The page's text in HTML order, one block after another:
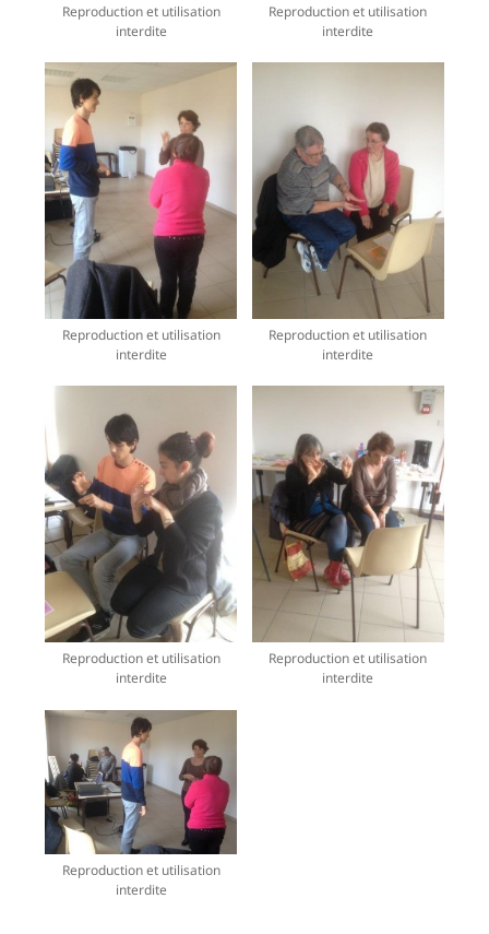
Reproduction et utilisation
interdite
Reproduction et utilisation
interdite
Reproduction et utilisation
interdite
Reproduction et utilisation
interdite
Reproduction et utilisation
interdite
Reproduction et utilisation
interdite
Reproduction et utilisation
interdite